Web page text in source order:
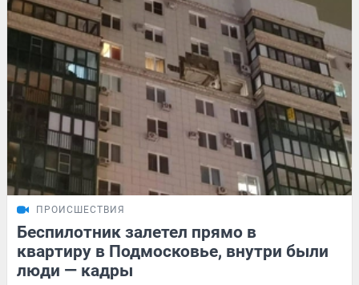
ПРОИСШЕСТВИЯ
Беспилотник залетел прямо в
квартиру в Подмосковье, внутри были
люди — кадры